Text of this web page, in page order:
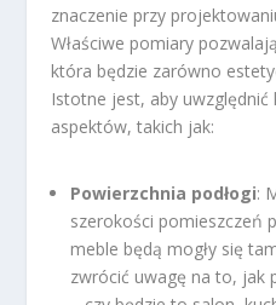
znaczenie przy
Właściwe pomiary
która będzie zarówno
Istotne jest, aby
aspektów, takich jak:
Powierzchnia podłogi:
szerokości pomieszczeń
meble będą mogły się
zwrócić uwagę na to, jak